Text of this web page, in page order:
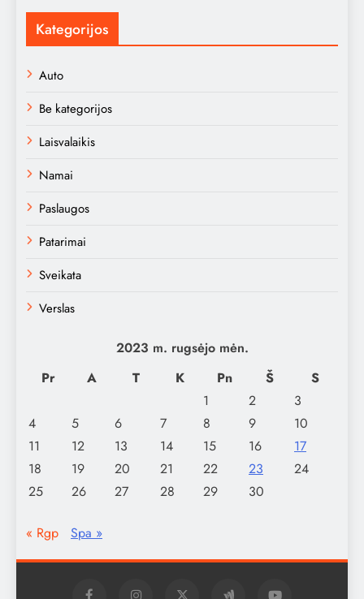
Kategorijos
Auto
Be kategorijos
Laisvalaikis
Namai
Paslaugos
Patarimai
Sveikata
Verslas
2023 m. rugsėjo mėn.
Pr
A T K Pn Š
S
1
2
3
4
5 6 7 8 9
10
11
12 13 14 15 16
17
18
19 20 21 22 23
24
25
26 27 28 29 30
« Rgp Spa »